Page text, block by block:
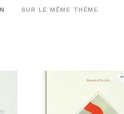
SUR LE MÊME THÈME